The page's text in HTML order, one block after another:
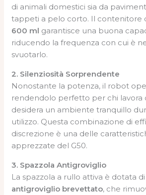
di animali domestici sia da
tappeti a pelo corto. Il contenitore
600 ml garantisce una buona
riducendo la frequenza con cui è
svuotarlo.
2. Silenziosità Sorprendente
Nonostante la potenza, il robot
rendendolo perfetto per chi lavora
desidera un ambiente tranquillo
utilizzo. Questa combinazione di
discrezione è una delle
apprezzate del G50.
3. Spazzola Antigroviglio
La spazzola a rullo attiva è dotata
antigroviglio brevettato, che